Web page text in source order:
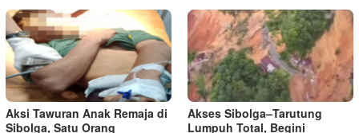
Aksi Tawuran Anak Remaja di
Sibolga, Satu Orang
Akses Sibolga–Tarutung
Lumpuh Total, Begini